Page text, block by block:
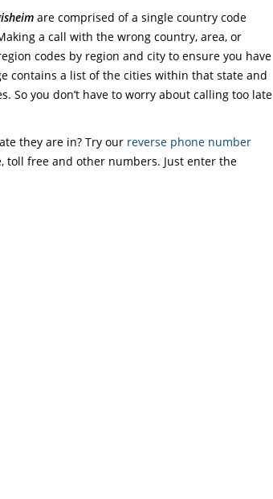
are comprised of a single country code
a call with the wrong country, area, or
codes by region and city to ensure you have
contains a list of the cities within that state and
So you don’t have to worry about calling too late
they are in? Try our reverse phone number
free and other numbers. Just enter the